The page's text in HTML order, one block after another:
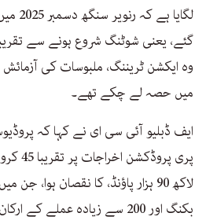
گئے، یعنی شوٹنگ شروع ہونے سے
وہ ایکشن ٹریننگ، ملبوسات کی
میں حصہ لے چکے تھے۔
ایف ڈبلیو آئی سی ای نے کہا کہ
لاکھ 90 ہزار پاؤنڈ، کا نقصان
بکنگ اور 200 سے زیادہ عملے